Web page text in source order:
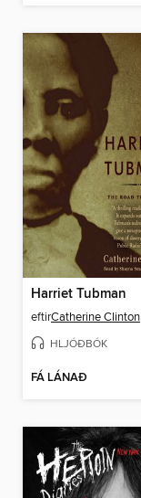
Harriet Tubman
eftirCatherine Clinton
HLJÓÐBÓK
FÁ LÁNAÐ